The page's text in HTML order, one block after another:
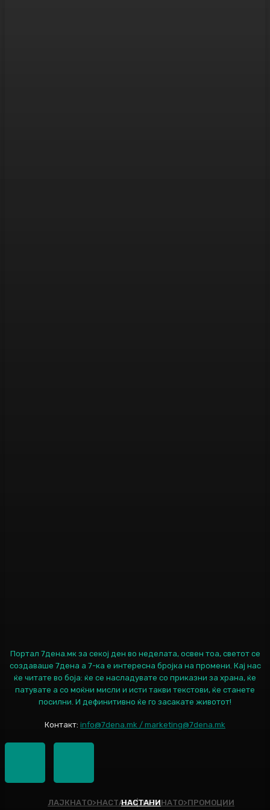
ЛАЈКНАТО>НАСТАНИ|ЛАЈКНАТО>ПРОМОЦИИ
НАСТАНИ
Портал 7дена.мк за секој ден во неделата, освен тоа, светот се
создаваше 7дена а 7-ка е интересна бројка на промени. Кај нас
ќе читате во боја: ќе се насладувате со приказни за храна, ќе
патувате а со моќни мисли и исти такви текстови, ќе станете
посилни. И дефинитивно ќе го засакате животот!
Контакт: info@7dena.mk / marketing@7dena.mk